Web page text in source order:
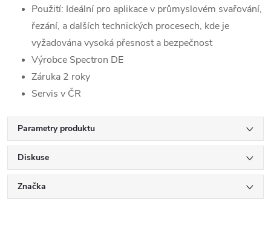
Použití: Ideální pro aplikace v průmyslovém svařování,
řezání, a dalších technických procesech, kde je
vyžadována vysoká přesnost a bezpečnost
Výrobce Spectron DE
Záruka 2 roky
Servis v ČR
Parametry produktu
Diskuse
Značka